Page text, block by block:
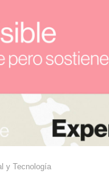
y Tecnología